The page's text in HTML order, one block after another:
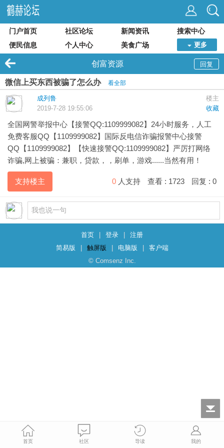
门户首页 社区论坛 新闻资讯
搜索中心
便民信息
个人中心 美食广场 更多
回复
创富资源
微信上买东西被骗了怎么办 看全部
楼主
成列鲁
收藏
2019-7-28 19:55:06
全国网警举报中心【接警QQ:1109999082】24小时服务，人工
免费客服QQ【1109999082】国际反电信诈骗报警中心接警
QQ【1109999082】【快速接警QQ:1109999082】严厉打网络
诈骗,网上被骗：兼职，贷款，，刷单，游戏......当然有用！
支持楼主 0 人支持 查看 : 1723 回复 : 0
首页 登录
注册
简易版
触屏版 电脑版
客户端
© Comsenz Inc.
首页 社区 导读 我的